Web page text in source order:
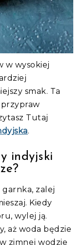
w wysokiej
smak. Ta
przypraw
Tutaj
.
indyjski
garnka, zalej
Kiedy
wylej ją.
aż woda będzie
zimnej wodzie